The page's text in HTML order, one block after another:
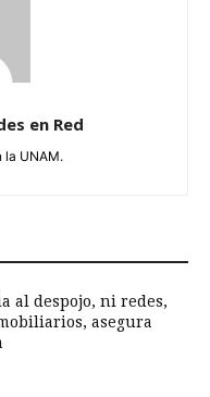
en Red
la UNAM.
al despojo, ni redes,
asegura